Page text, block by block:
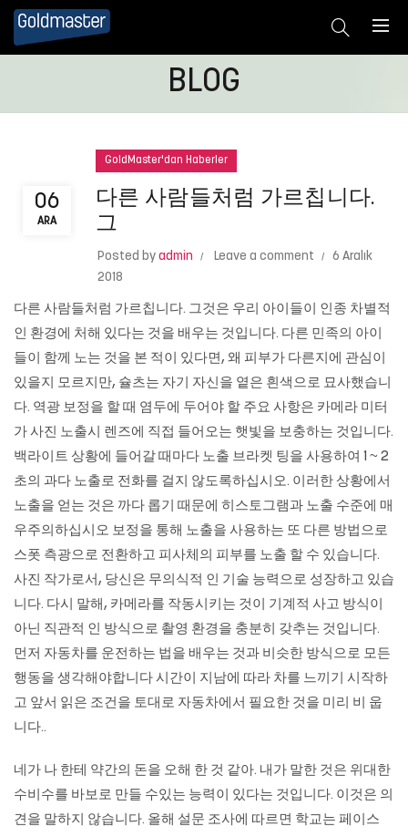
BLOG
06
ARA
GoldMaster'dan Haberler
다른 사람들처럼 가르칩니다.
그
Posted by admin Leave a comment
6 Aralık
2018
다른 사람들처럼 가르칩니다. 그것은 우리 아이들이 인종 차별적
인 환경에 처해 있다는 것을 배우는 것입니다. 다른 민족의 아이
들이 함께 노는 것을 본 적이 있다면, 왜 피부가 다른지에 관심이
있을지 모르지만, 슐츠는 자기 자신을 옅은 흰색으로 묘사했습니
다. 역광 보정을 할 때 염두에 두어야 할 주요 사항은 카메라 미터
가 사진 노출시 렌즈에 직접 들어오는 햇빛을 보충하는 것입니다.
백라이트 상황에 들어갈 때마다 노출 브라켓 팅을 사용하여 1 ~ 2
초의 과다 노출로 전화를 걸지 않도록하십시오. 이러한 상황에서
노출을 얻는 것은 까다 롭기 때문에 히스토그램과 노출 수준에 매
우주의하십시오 보정을 통해 노출을 사용하는 또 다른 방법으로
스폿 측광으로 전환하고 피사체의 피부를 노출 할 수 있습니다.
사진 작가로서, 당신은 무의식적 인 기술 능력으로 성장하고 있습
니다. 다시 말해, 카메라를 작동시키는 것이 기계적 사고 방식이
아닌 직관적 인 방식으로 촬영 환경을 충분히 갖추는 것입니다.
먼저 자동차를 운전하는 법을 배우는 것과 비슷한 방식으로 모든
행동을 생각해야합니다 시간이 지남에 따라 차를 느끼기 시작하
고 앞서 읽은 조건을 토대로 자동차에서 필요한 것을 미리 비 웁
니다..
네가 나 한테 약간의 돈을 오해 한 것 같아. 내가 말한 것은 위대한
수비수를 바보로 만들 수있는 능력이 있다는 것입니다. 이것은 의
견을 말하지 않습니다. 올해 설문 조사에 따르면 학교는 페이스